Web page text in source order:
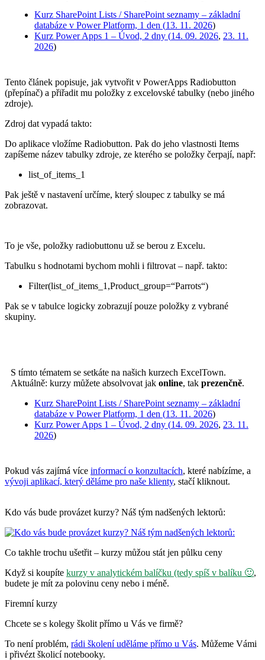
Kurz SharePoint Lists / SharePoint seznamy – základní
databáze v Power Platform, 1 den (13. 11. 2026)
Kurz Power Apps 1 – Úvod, 2 dny (14. 09. 2026, 23. 11.
2026)
Tento článek popisuje, jak vytvořit v PowerApps Radiobutton
(přepínač) a přiřadit mu položky z excelovské tabulky (nebo jiného
zdroje).
Zdroj dat vypadá takto:
Do aplikace vložíme Radiobutton. Pak do jeho vlastnosti Items
zapíšeme název tabulky zdroje, ze kterého se položky čerpají, např:
list_of_items_1
Pak ještě v nastavení určíme, který sloupec z tabulky se má
zobrazovat.
To je vše, položky radiobuttonu už se berou z Excelu.
Tabulku s hodnotami bychom mohli i filtrovat – např. takto:
Filter(list_of_items_1,Product_group=“Parrots“)
Pak se v tabulce logicky zobrazují pouze položky z vybrané
skupiny.
S tímto tématem se setkáte na našich kurzech ExcelTown.
Aktuálně: kurzy můžete absolvovat jak online, tak prezenčně.
Kurz SharePoint Lists / SharePoint seznamy – základní
databáze v Power Platform, 1 den (13. 11. 2026)
Kurz Power Apps 1 – Úvod, 2 dny (14. 09. 2026, 23. 11.
2026)
Pokud vás zajímá více informací o konzultacích, které nabízíme, a
vývoji aplikací, který děláme pro naše klienty, stačí kliknout.
Kdo vás bude provázet kurzy? Náš tým nadšených lektorů:
Co takhle trochu ušetřit – kurzy můžou stát jen půlku ceny
Když si koupíte kurzy v analytickém balíčku (tedy spíš v balíku 🙂,
budete je mít za polovinu ceny nebo i méně.
Firemní kurzy
Chcete se s kolegy školit přímo u Vás ve firmě?
To není problém, rádi školení uděláme přímo u Vás. Můžeme Vámi
i přivézt školicí notebooky.